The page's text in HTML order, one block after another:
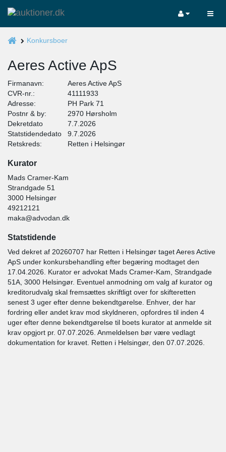
Konkursboer
Aeres Active ApS
Firmanavn:
Aeres Active ApS
CVR-nr.:
41111933
Adresse:
PH Park 71
Postnr & by:
2970 Hørsholm
Dekretdato
7.7.2026
Statstidendedato
9.7.2026
Retskreds:
Retten i Helsingør
Kurator
Mads Cramer-Kam
Strandgade 51
3000 Helsingør
49212121
maka@advodan.dk
Statstidende
Ved dekret af 20260707 har Retten i Helsingør taget Aeres Active
ApS under konkursbehandling efter begæring modtaget den
17.04.2026. Kurator er advokat Mads Cramer-Kam, Strandgade
51A, 3000 Helsingør. Eventuel anmodning om valg af kurator og
kreditorudvalg skal fremsættes skriftligt over for skifteretten
senest 3 uger efter denne bekendtgørelse. Enhver, der har
fordring eller andet krav mod skyldneren, opfordres til inden 4
uger efter denne bekendtgørelse til boets kurator at anmelde sit
krav opgjort pr. 07.07.2026. Anmeldelsen bør være vedlagt
dokumentation for kravet. Retten i Helsingør, den 07.07.2026.